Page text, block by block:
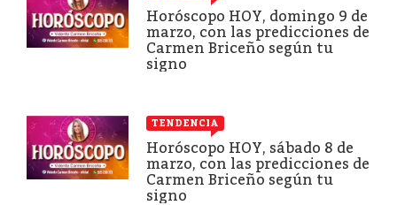
Horóscopo HOY, domingo 9 de
marzo, con las predicciones de
Carmen Briceño según tu
signo
TENDENCIA
Horóscopo HOY, sábado 8 de
marzo, con las predicciones de
Carmen Briceño según tu
signo